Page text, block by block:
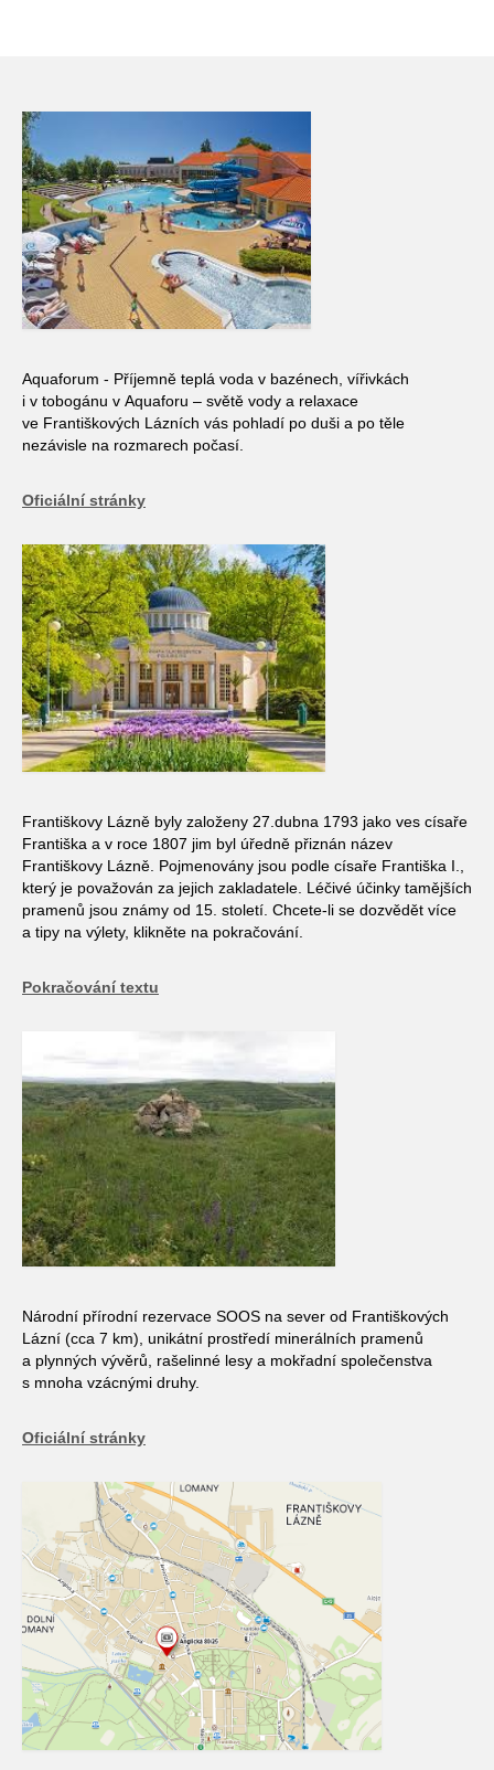
Aquaforum - Příjemně teplá voda v bazénech, vířivkách
i v tobogánu v Aquaforu – světě vody a relaxace
ve Františkových Lázních vás pohladí po duši a po těle
nezávisle na rozmarech počasí.
Oficiální stránky
Františkovy Lázně byly založeny 27.dubna 1793 jako ves císaře
Františka a v roce 1807 jim byl úředně přiznán název
Františkovy Lázně. Pojmenovány jsou podle císaře Františka I.,
který je považován za jejich zakladatele. Léčivé účinky tamějších
pramenů jsou známy od 15. století. Chcete-li se dozvědět více
a tipy na výlety, klikněte na pokračování.
Pokračování textu
Národní přírodní rezervace SOOS na sever od Františkových
Lázní (cca 7 km), unikátní prostředí minerálních pramenů
a plynných vývěrů, rašelinné lesy a mokřadní společenstva
s mnoha vzácnými druhy.
Oficiální stránky